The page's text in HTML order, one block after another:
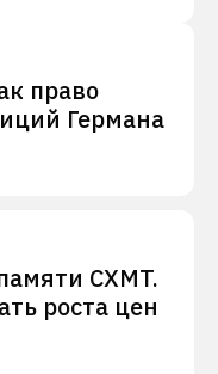
право
Германа
CXMT.
роста цен